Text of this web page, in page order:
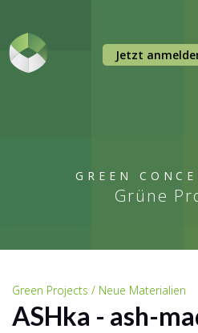
GREEN
Grüne
Jetzt
Green Projects / Neue Materialien
ASHka - ash-